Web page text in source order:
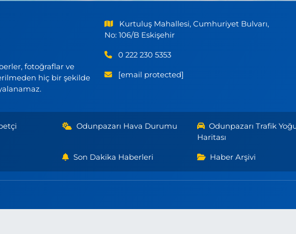
fotoğraflar ve
hiç bir şekilde
Kurtuluş Mahallesi, Cumhuriyet Bulvarı,
No: 106/B Eskişehir
0 222 230 5353
[email protected]
Odunpazarı Hava Durumu
Odunpazarı Trafik
Haritası
Son Dakika Haberleri Haber Arşivi